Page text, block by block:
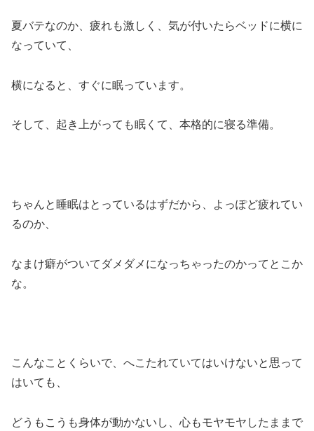
夏バテなのか、疲れも激しく、気が付いたらベッドに横に
なっていて、
横になると、すぐに眠っています。
そして、起き上がっても眠くて、本格的に寝る準備。
ちゃんと睡眠はとっているはずだから、よっぽど疲れてい
るのか、
なまけ癖がついてダメダメになっちゃったのかってとこか
な。
こんなことくらいで、へこたれていてはいけないと思って
はいても、
どうもこうも身体が動かないし、心もモヤモヤしたままで